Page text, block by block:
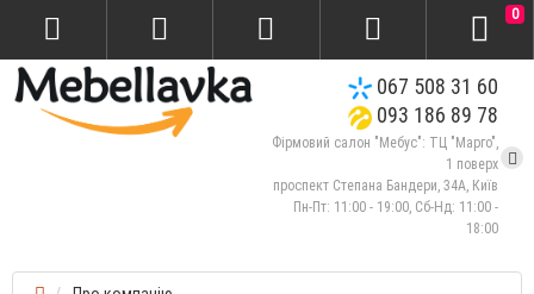
067 508 31 60
093 186 89 78
Фірмовий салон "Мебус": ТЦ "Марго",
1 поверх
проспект Степана Бандери, 34А, Київ
Пн-Пт: 11:00 - 19:00, Сб-Нд: 11:00 -
18:00
0